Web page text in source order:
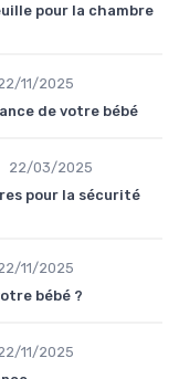
pour la chambre
11/2025
de votre bébé
22/03/2025
pour la sécurité
11/2025
bébé ?
11/2025